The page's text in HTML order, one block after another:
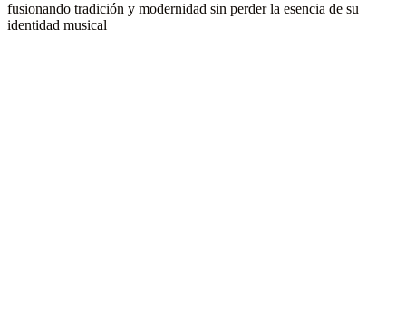
fusionando tradición y modernidad sin perder la esencia de su
identidad musical